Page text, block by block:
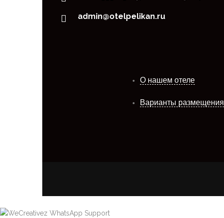
admin@otelpelikan.ru
О нашем отеле
Варианты размещения